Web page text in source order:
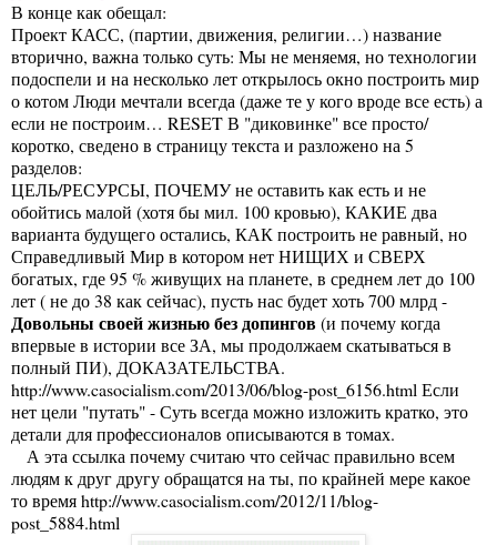
В конце как обещал:
Проект КАСС, (партии, движения, религии…) название
вторично, важна только суть: Мы не меняемя, но технологии
подоспели и на несколько лет открылось окно построить мир
о котом Люди мечтали всегда (даже те у кого вроде все есть) а
если не построим… RESET В "диковинке" все просто/
коротко, сведено в страницу текста и разложено на 5
разделов:
ЦЕЛЬ/РЕСУРСЫ, ПОЧЕМУ не оставить как есть и не
обойтись малой (хотя бы мил. 100 кровью), КАКИЕ два
варианта будущего остались, КАК построить не равный, но
Справедливый Мир в котором нет НИЩИХ и СВЕРХ
богатых, где 95 % живущих на планете, в среднем лет до 100
лет ( не до 38 как сейчас), пусть нас будет хоть 700 млрд -
Довольны своей жизнью без допингов(и почему когда
впервые в истории все ЗА, мы продолжаем скатываться в
полный ПИ), ДОКАЗАТЕЛЬСТВА.
http://www.casocialism.com/2013/06/blog-post_6156.html Если
нет цели "путать" - Суть всегда можно изложить кратко, это
детали для профессионалов описываются в томах.
А эта ссылка почему считаю что сейчас правильно всем
людям к друг другу обращатся на ты, по крайней мере какое
то времяhttp://www.casocialism.com/2012/11/blog-
post_5884.html